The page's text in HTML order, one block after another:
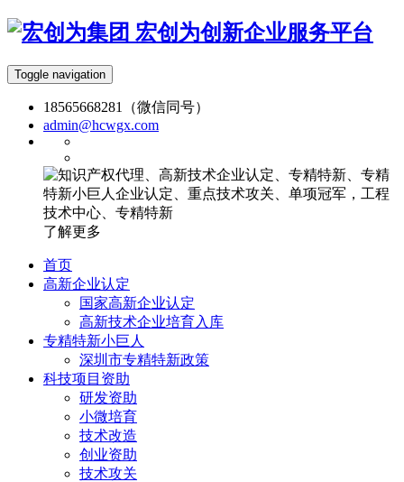
宏创为创新企业服务平台
Toggle navigation
18565668281（微信同号）
admin@hcwgx.com
了解更多
首页
高新企业认定
国家高新企业认定
高新技术企业培育入库
专精特新小巨人
深圳市专精特新政策
科技项目资助
研发资助
小微培育
技术改造
创业资助
技术攻关